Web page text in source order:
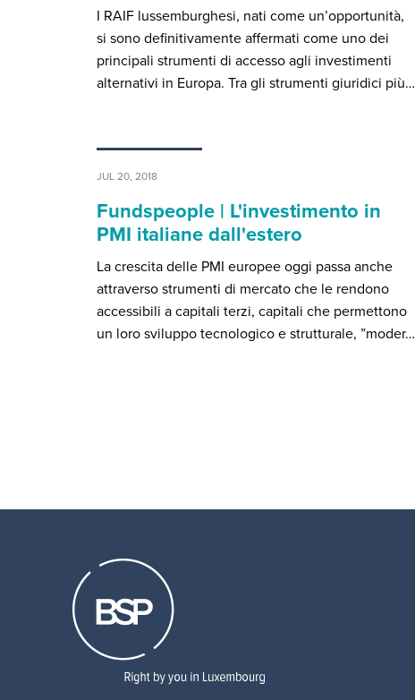
I RAIF lussemburghesi, nati come un’opportunità,
si sono definitivamente affermati come uno dei
principali strumenti di accesso agli investimenti
alternativi in Europa. Tra gli strumenti giuridici più…
JUL 20, 2018
Fundspeople | L'investimento in
PMI italiane dall'estero
La crescita delle PMI europee oggi passa anche
attraverso strumenti di mercato che le rendono
accessibili a capitali terzi, capitali che permettono
un loro sviluppo tecnologico e strutturale, ”moder…